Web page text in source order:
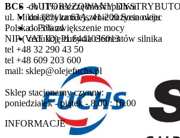
do 11% oszczędności paliwa
do 18% zmniejszenie zużycia oleju
do 3% zwiększenie mocy
redukcję zużycia elementów silnika
BCS - AUTORYZOWANY
ul. Mikołajczyka 63A, 41-200 Sosnowiec
Polska - Poland
NIP (VAT ID) PL6441036013
tel +48 32 290 43 50
tel +48 609 203 600
mail: sklep@olejefuchs.pl
Sklep stacjonarny czynny:
poniedziałek - piątek - 8.00 : 16.00
INFORMACJE